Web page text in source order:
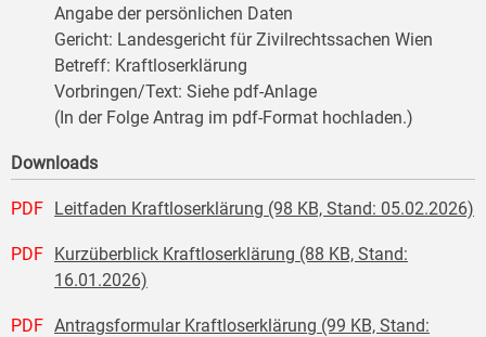
Angabe der persönlichen Daten
Gericht: Landesgericht für Zivilrechtssachen Wien
Betreff: Kraftloserklärung
Vorbringen/Text: Siehe pdf-Anlage
(In der Folge Antrag im pdf-Format hochladen.)
Downloads
PDF Leitfaden Kraftloserklärung (98 KB, Stand: 05.02.2026)
PDF
Kurzüberblick Kraftloserklärung (88 KB, Stand:
16.01.2026)
PDF Antragsformular Kraftloserklärung (99 KB, Stand: